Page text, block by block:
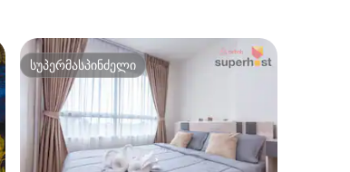
სუპერმასპინძელი
სუპერმასპინძელი